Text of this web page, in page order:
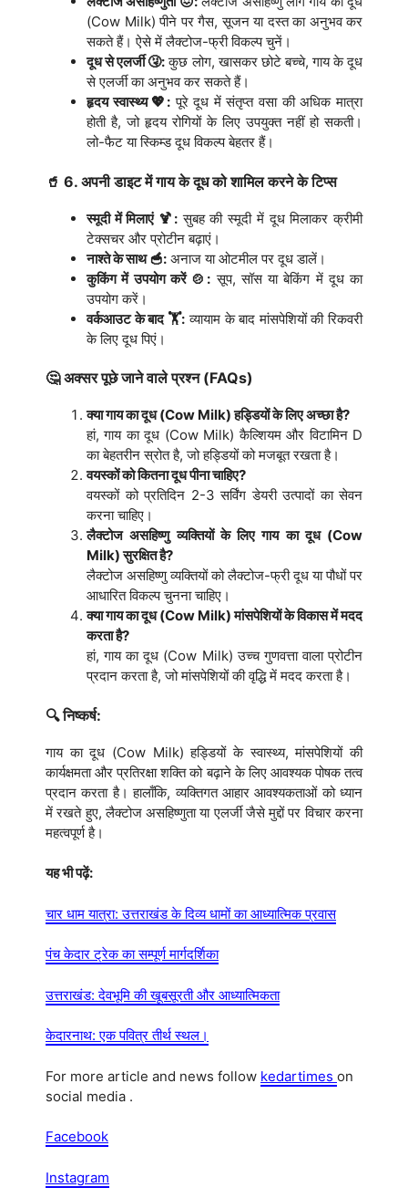
(Cow Milk) पीने पर गैस, सूजन या दस्त का अनुभव कर
सकते हैं। ऐसे में लैक्टोज-फ्री विकल्प चुनें।
दूध से एलर्जी 🤧:कुछ लोग, खासकर छोटे बच्चे, गाय के दूध
से एलर्जी का अनुभव कर सकते हैं।
हृदय स्वास्थ्य 💖:पूरे दूध में संतृप्त वसा की अधिक मात्रा
होती है, जो हृदय रोगियों के लिए उपयुक्त नहीं हो सकती।
लो-फैट या स्किम्ड दूध विकल्प बेहतर हैं।
🥤 6. अपनी डाइट में गाय के दूध को शामिल करने के टिप्स
स्मूदी में मिलाएं 🍹:सुबह की स्मूदी में दूध मिलाकर क्रीमी
टेक्सचर और प्रोटीन बढ़ाएं।
नाश्ते के साथ 🥣: अनाज या ओटमील पर दूध डालें।
कुकिंग में उपयोग करें 🍲: सूप, सॉस या बेकिंग में दूध का
उपयोग करें।
वर्कआउट के बाद 🏋️: व्यायाम के बाद मांसपेशियों की रिकवरी
के लिए दूध पिएं।
🤔 अक्सर पूछे जाने वाले प्रश्न (FAQs)
क्या गाय का दूध (Cow Milk) हड्डियों के लिए अच्छा है?
हां, गाय का दूध (Cow Milk) कैल्शियम और विटामिन D
का बेहतरीन स्रोत है, जो हड्डियों को मजबूत रखता है।
वयस्कों को कितना दूध पीना चाहिए?
वयस्कों को प्रतिदिन 2-3 सर्विंग डेयरी उत्पादों का सेवन
करना चाहिए।
लैक्टोज असहिष्णु व्यक्तियों के लिए गाय का दूध (Cow
Milk) सुरक्षित है?
लैक्टोज असहिष्णु व्यक्तियों को लैक्टोज-फ्री दूध या पौधों पर
आधारित विकल्प चुनना चाहिए।
क्या गाय का दूध (Cow Milk) मांसपेशियों के विकास में मदद
करता है?
हां, गाय का दूध (Cow Milk) उच्च गुणवत्ता वाला प्रोटीन
प्रदान करता है, जो मांसपेशियों की वृद्धि में मदद करता है।
🔍 निष्कर्ष:
गाय का दूध (Cow Milk) हड्डियों के स्वास्थ्य, मांसपेशियों की
कार्यक्षमता और प्रतिरक्षा शक्ति को बढ़ाने के लिए आवश्यक पोषक तत्व
प्रदान करता है। हालाँकि, व्यक्तिगत आहार आवश्यकताओं को ध्यान
में रखते हुए, लैक्टोज असहिष्णुता या एलर्जी जैसे मुद्दों पर विचार करना
महत्वपूर्ण है।
यह भी पढ़ें:
चार धाम यात्रा: उत्तराखंड के दिव्य धामों का आध्यात्मिक प्रवास
पंच केदार ट्रेक का सम्पूर्ण मार्गदर्शिका
उत्तराखंड: देवभूमि की खूबसूरती और आध्यात्मिकता
केदारनाथ: एक पवित्र तीर्थ स्थल।
For more article and news follow kedartimes on
social media .
Facebook
Instagram